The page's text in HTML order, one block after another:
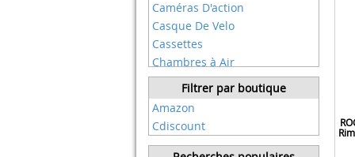
Crankbrothers
Cst
Cyclingcolors
Dear, You
Deda Elementi
Deli
Deuba
Dfs Dongfangsheng
Caméras D'action
Casque De Velo
Cassettes
Chambres à Air
Chargeurs Pour Automobile
Chaînes
Chaînes De Transmission
Chaînes à Rouleaux
Cintres
Filtrer par boutique
Amazon
Cdiscount